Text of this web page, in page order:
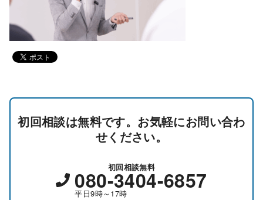
初回相談は無料です。お気軽にお問い合わ
せください。
初回相談無料
080-3404-6857
平日9時～17時